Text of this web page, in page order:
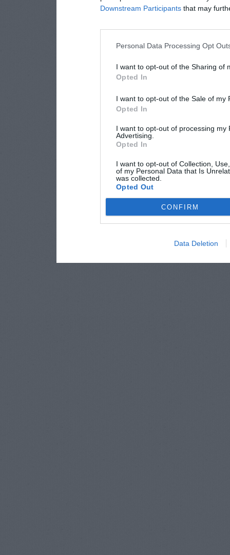
Downstream Participants that may
Personal Data Processing Opt
I want to opt-out of the Sharing of
Opted In
I want to opt-out of the Sale of my
Opted In
I want to opt-out of processing my
Advertising.
Opted In
I want to opt-out of Collection,
of my Personal Data that Is
was collected.
Opted Out
CONFIRM
Data Deletion